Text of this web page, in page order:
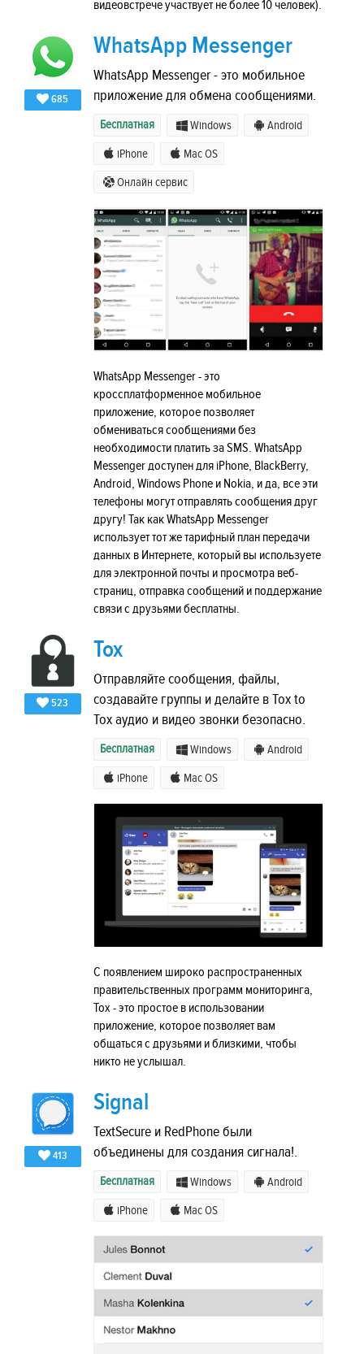
видеовстрече участвует не более 10 человек).
685
WhatsApp Messenger
WhatsApp Messenger - это мобильное
приложение для обмена сообщениями.
Бесплатная Windows Android
iPhone Mac OS
Онлайн сервис
WhatsApp Messenger - это
кроссплатформенное мобильное
приложение, которое позволяет
обмениваться сообщениями без
необходимости платить за SMS. WhatsApp
Messenger доступен для iPhone, BlackBerry,
Android, Windows Phone и Nokia, и да, все эти
телефоны могут отправлять сообщения друг
другу! Так как WhatsApp Messenger
использует тот же тарифный план передачи
данных в Интернете, который вы используете
для электронной почты и просмотра веб-
страниц, отправка сообщений и поддержание
связи с друзьями бесплатны.
523
Tox
Отправляйте сообщения, файлы,
создавайте группы и делайте в Tox to
Tox аудио и видео звонки безопасно.
Бесплатная Windows Android
iPhone Mac OS
С появлением широко распространенных
правительственных программ мониторинга,
Tox - это простое в использовании
приложение, которое позволяет вам
общаться с друзьями и близкими, чтобы
никто не услышал.
413
Signal
TextSecure и RedPhone были
объединены для создания сигнала!.
Бесплатная Windows Android
iPhone Mac OS